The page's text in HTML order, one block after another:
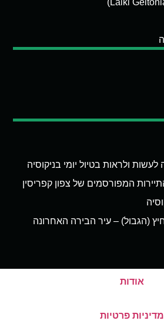
ולראות בטיול יומי בניקוסיה
המפורסמים של צפון קפריסין
(הגבול) – עיר הבירה האחרונה
אודות
מדיניות פרטיות